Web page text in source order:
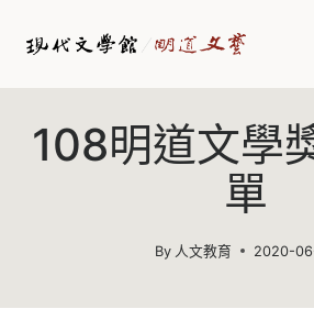
108明道文學
單
By 人文教育 2020-